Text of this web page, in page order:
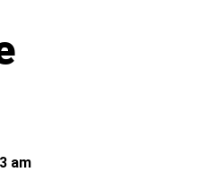
am